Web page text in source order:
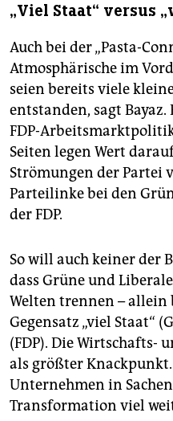
„Viel Staat“ versus
Auch bei der „Pasta-
Atmosphärische im
seien bereits viele
entstanden, sagt
FDP-
Seiten legen Wert
Strömungen der Partei
Parteilinke bei den
der FDP.
So will auch keiner der
dass Grüne und
Welten trennen –
Gegensatz „viel Staat“
(FDP). Die
als größter Knackpunkt.
Unternehmen in
Transformation viel